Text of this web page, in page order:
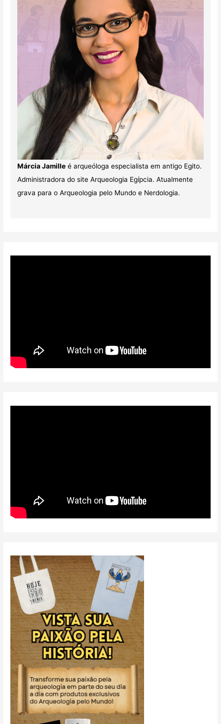
Márcia Jamilleé arqueóloga especialista em antigo Egito.
Administradora do site Arqueologia Egípcia. Atualmente
grava para o Arqueologia pelo Mundo e Nerdologia.